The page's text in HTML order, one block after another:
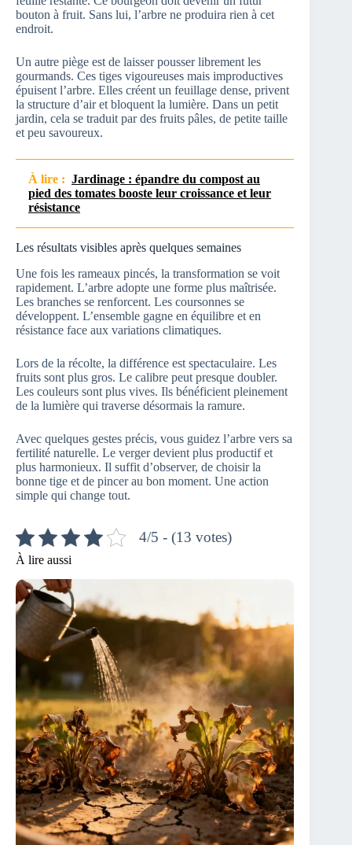
bouton à fruit. Sans lui, l’arbre ne produira rien à cet
endroit.
Un autre piège est de laisser pousser librement les
gourmands. Ces tiges vigoureuses mais improductives
épuisent l’arbre. Elles créent un feuillage dense, privent
la structure d’air et bloquent la lumière. Dans un petit
jardin, cela se traduit par des fruits pâles, de petite taille
et peu savoureux.
À lire : Jardinage : épandre du compost au
pied des tomates booste leur croissance et leur
résistance
Les résultats visibles après quelques semaines
Une fois les rameaux pincés, la transformation se voit
rapidement. L’arbre adopte une forme plus maîtrisée.
Les branches se renforcent. Les coursonnes se
développent. L’ensemble gagne en équilibre et en
résistance face aux variations climatiques.
Lors de la récolte, la différence est spectaculaire. Les
fruits sont plus gros. Le calibre peut presque doubler.
Les couleurs sont plus vives. Ils bénéficient pleinement
de la lumière qui traverse désormais la ramure.
Avec quelques gestes précis, vous guidez l’arbre vers sa
fertilité naturelle. Le verger devient plus productif et
plus harmonieux. Il suffit d’observer, de choisir la
bonne tige et de pincer au bon moment. Une action
simple qui change tout.
4/5 - (13 votes)
À lire aussi